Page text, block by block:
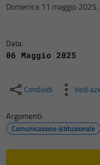
Domenica 11 maggio 2025.
Data:
06 Maggio 2025
Condividi Vedi
Argomenti
Comunicazione istituzionale